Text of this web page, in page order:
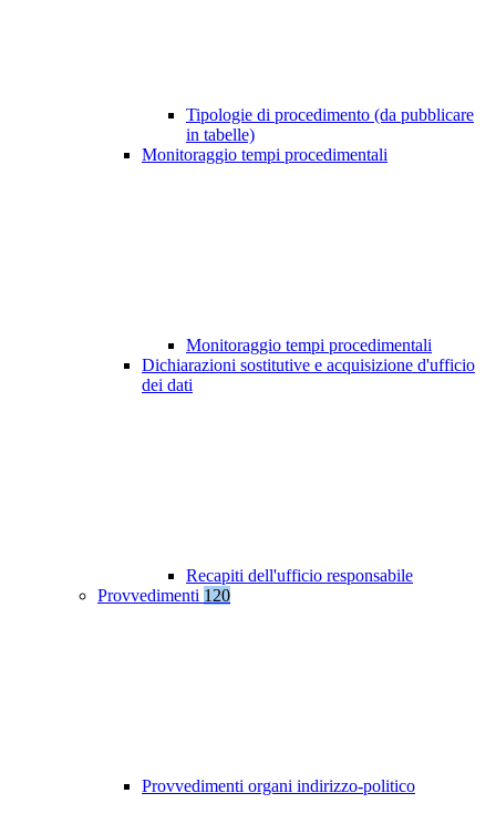
Tipologie di procedimento (da pubblicare
in tabelle)
Monitoraggio tempi procedimentali
Monitoraggio tempi procedimentali
Dichiarazioni sostitutive e acquisizione d'ufficio
dei dati
Recapiti dell'ufficio responsabile
Provvedimenti 120
Provvedimenti organi indirizzo-politico